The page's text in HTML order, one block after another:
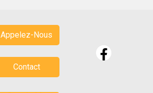
Appelez-Nous
Contact